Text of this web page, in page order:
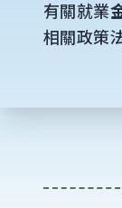
有關就業
相關政策